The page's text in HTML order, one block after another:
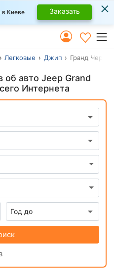
в Киеве Заказать ×
Легковые Джип Гранд Чероки
об авто Jeep Grand
Интернета